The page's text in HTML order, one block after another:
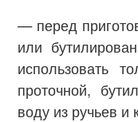
— перед
или
использовать
проточной,
воду из ручьев и